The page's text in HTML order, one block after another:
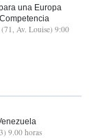
una Europa
Av. Louise) 9:00
9.00 horas